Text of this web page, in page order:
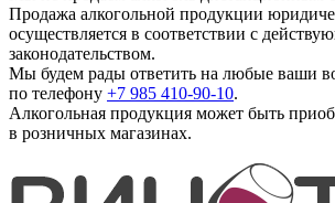
Продажа алкогольной продукции
осуществляется в соответствии с
законодательством.
Мы будем рады ответить на любые ваши
по телефону +7 985 410-90-10.
Алкогольная продукция может быть
в розничных магазинах.